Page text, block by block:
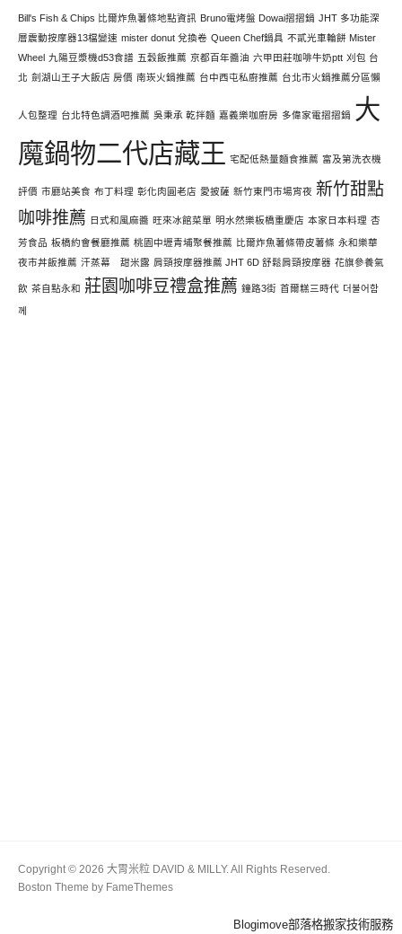
Bill's Fish & Chips 比爾炸魚薯條地點資訊 Bruno電烤盤 Dowai摺摺鍋 JHT 多功能深
層震動按摩器13檔變速 mister donut 兌換卷 Queen Chef鍋具 不貳光車輪餅 Mister
Wheel 九陽豆漿機d53食譜 五穀飯推薦 京都百年醬油 六甲田莊咖啡牛奶ptt 刈包 台
北 劍湖山王子大飯店 房價 南崁火鍋推薦 台中西屯私廚推薦 台北市火鍋推薦分區懶
人包整理 台北特色調酒吧推薦 吳秉承 乾拌麵 嘉義樂咖廚房 多偉家電摺摺鍋 大
魔鍋物二代店藏王 宅配低熱量麵食推薦 富及第洗衣機
評價 市廳站美食 布丁料理 彰化肉圓老店 愛披薩 新竹東門市場宵夜 新竹甜點
咖啡推薦 日式和風麻醬 旺來冰館菜單 明水然樂板橋重慶店 本家日本料理 杏
芳食品 板橋約會餐廳推薦 桃園中壢青埔聚餐推薦 比爾炸魚薯條帶皮薯條 永和樂華
夜市丼飯推薦 汗蒸幕 甜米露 肩頸按摩器推薦 JHT 6D 舒鬆肩頸按摩器 花旗參養氣
飲 茶自點永和 莊園咖啡豆禮盒推薦 鐘路3街 首爾糕三時代 더불어함
께
Copyright © 2026 大胃米粒 DAVID & MILLY. All Rights Reserved.
Boston Theme by FameThemes
Blogimove部落格搬家技術服務